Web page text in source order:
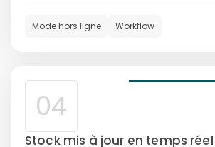
Mode hors ligne Workflow
04
Stock mis à jour en temps